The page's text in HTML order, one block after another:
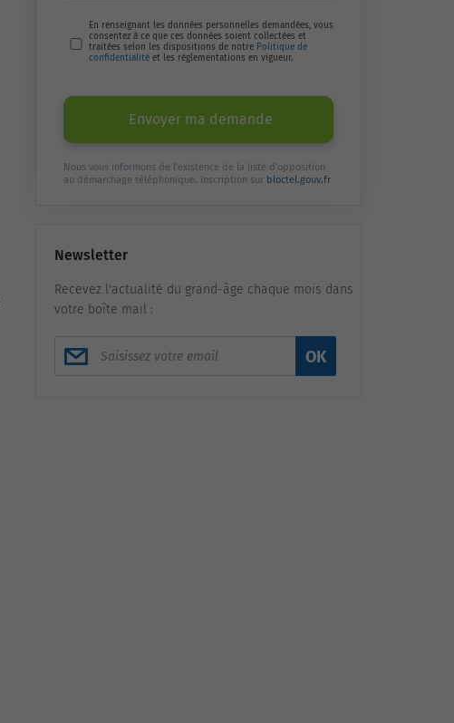
En renseignant les données personnelles demandées, vous
consentez à ce que ces données soient collectées et
traitées selon les dispositions de notre Politique de
confidentialitéet les réglementations en vigueur.
Envoyer ma demande
Nous vous informons de l'existence de la liste d'opposition
au démarchage téléphonique. Inscription sur bloctel.gouv.fr
Newsletter
Recevez l'actualité du grand-âge chaque mois dans
votre boîte mail :
OK